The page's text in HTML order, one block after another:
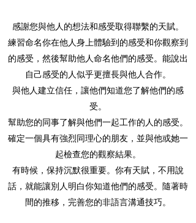
感謝您與他人的想法和感受取得聯繫的天賦。
練習命名你在他人身上體驗到的感受和你觀察到
的感受，然後幫助他人命名他們的感受。能說出
自己感受的人似乎更擅長與他人合作。
與他人建立信任，讓他們知道您了解他們的感
受。
幫助您的同事了解與他們一起工作的人的感受。
確定一個具有強烈同理心的朋友，並與他或她一
起檢查您的觀察結果。
有時候，保持沉默很重要。你有天賦，不用說
話，就能讓別人明白你知道他們的感受。隨著時
間的推移，完善您的非語言溝通技巧。